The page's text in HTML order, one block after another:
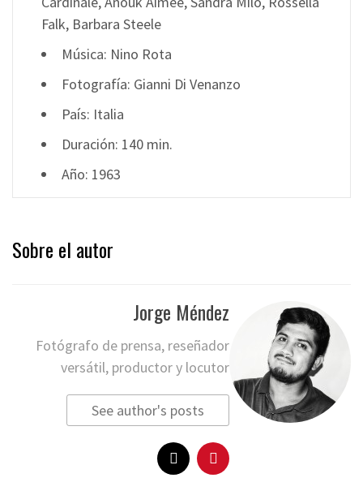
Falk, Barbara Steele
Música: Nino Rota
Fotografía: Gianni Di Venanzo
País: Italia
Duración: 140 min.
Año: 1963
Sobre el autor
Jorge Méndez
Fotógrafo de prensa, reseñador
versátil, productor y locutor
See author's posts